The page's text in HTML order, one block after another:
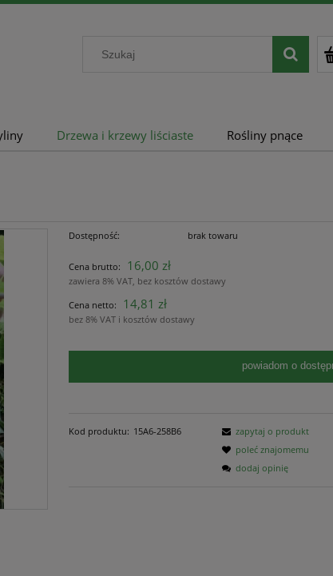
Drzewa i krzewy liściaste Rośliny pnące
Dostępność: brak towaru
Cena brutto: 16,00 zł
zawiera 8% VAT, bez kosztów dostawy
Cena netto:
14,81 zł
bez 8% VAT i kosztów dostawy
powiadom o
Kod produktu: 15A6-258B6
zapytaj o produkt
poleć znajomemu
dodaj opinię